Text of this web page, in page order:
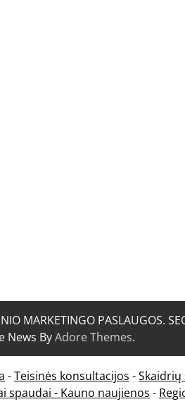
MARKETINGO
News ByAdore Themes.
-Teisinės konsultacijos -Skaidrių
spaudai - Kauno naujienos -